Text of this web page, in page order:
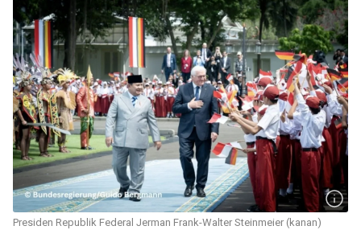
Presiden Republik Federal Jerman Frank-Walter Steinmeier (kanan)